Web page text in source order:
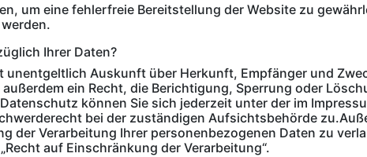
um eine fehlerfreie Bereitstellung der Website zu
Ihrer Daten?
unentgeltlich Auskunft über Herkunft, Empfänger und
ein Recht, die Berichtigung, Sperrung oder
können Sie sich jederzeit unter der im
bei der zuständigen Aufsichtsbehörde
der Verarbeitung Ihrer personenbezogenen Daten zu
auf Einschränkung der Verarbeitung“.